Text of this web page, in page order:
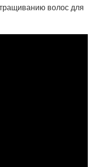
волос для